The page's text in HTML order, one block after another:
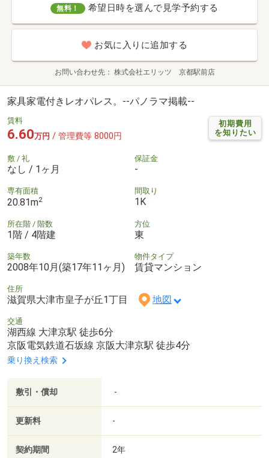
無料！ 希望日時を選んで見学予約する
お気に入りに追加する
お問い合わせ先 株式会社エリッツ 京都駅前店
家具家電付きレオパレス。--パノラマ掲載--
初期費用
を知りたい
賃料
6.60万円 / 管理費等 8000円
敷 / 礼
なし / 1ヶ月
保証金
-
専有面積
20.81m2
間取り
1K
所在階 / 階数
1階 / 4階建
方位
東
築年数
2008年10月(築17年11ヶ月)
物件タイプ
賃貸マンション
住所
滋賀県大津市皇子が丘1丁目 地図
交通
湖西線 大津京駅 徒歩6分
京阪電気鉄道石坂線 京阪大津京駅 徒歩4分
乗り換え検索
敷引・償却 -
更新料 -
契約期間 2年